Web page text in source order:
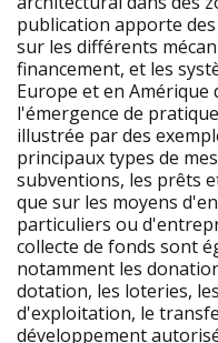
publication apporte
sur les différents
financement, et les
Europe et en
l'émergence de
illustrée par des
principaux types de
subventions, les prêts
que sur les moyens
particuliers ou
collecte de fonds sont
notamment les
dotation, les loteries,
d'exploitation, le
développement